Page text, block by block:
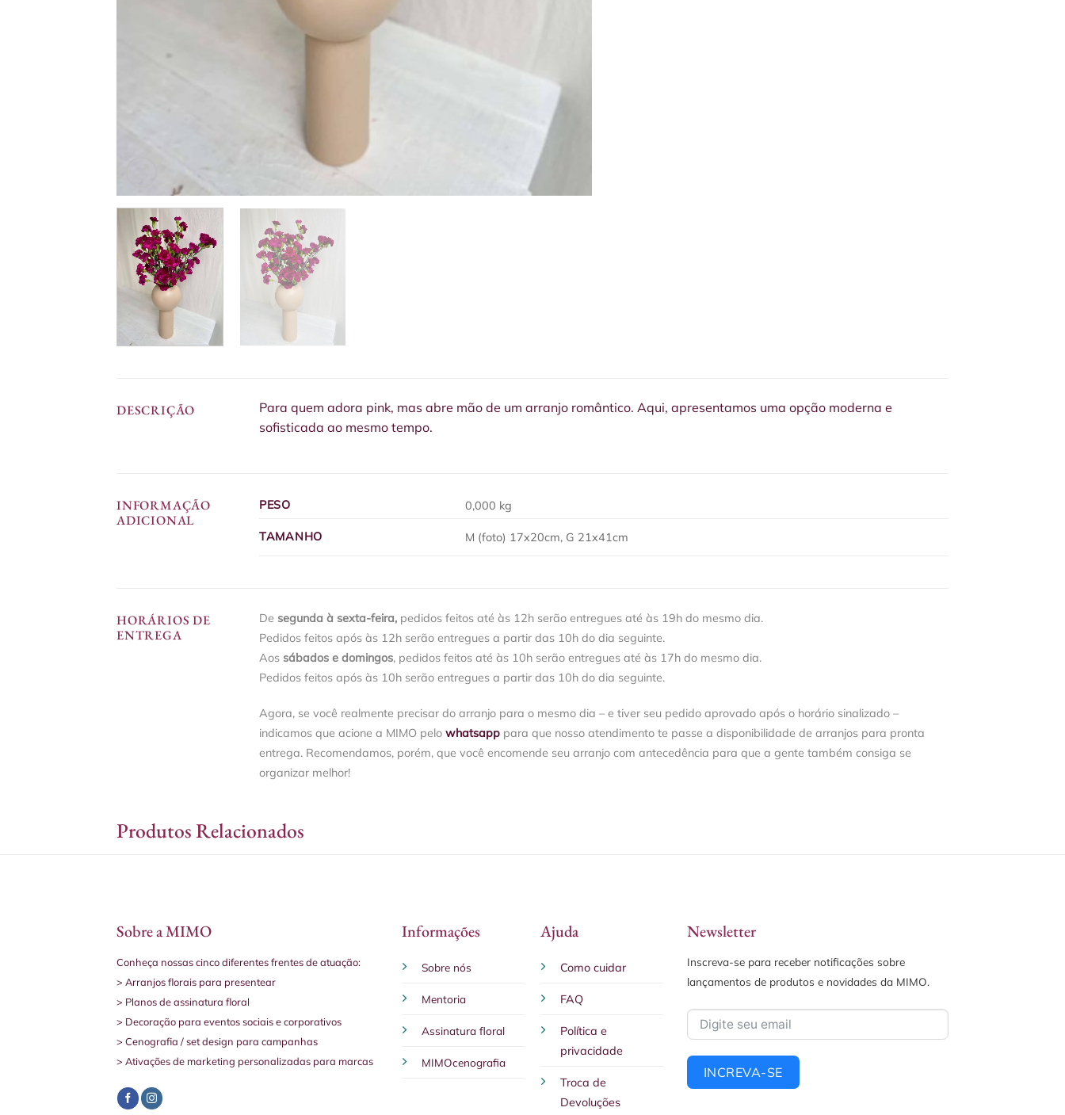
DESCRIÇÃO
Para quem adora pink, mas abre mão de um arranjo romântico. Aqui, apresentamos uma opção moderna e
sofisticada ao mesmo tempo.
INFORMAÇÃO
ADICIONAL
PESO 0,000 kg
TAMANHO M (foto) 17x20cm, G 21x41cm
HORÁRIOS DE
ENTREGA
De segunda à sexta-feira, pedidos feitos até às 12h serão entregues até às 19h do mesmo dia.
Pedidos feitos após às 12h serão entregues a partir das 10h do dia seguinte.
Aos sábados e domingos, pedidos feitos até às 10h serão entregues até às 17h do mesmo dia.
Pedidos feitos após às 10h serão entregues a partir das 10h do dia seguinte.
Agora, se você realmente precisar do arranjo para o mesmo dia – e tiver seu pedido aprovado após o horário sinalizado –
indicamos que acione a MIMO pelo whatsapp para que nosso atendimento te passe a disponibilidade de arranjos para pronta
entrega. Recomendamos, porém, que você encomende seu arranjo com antecedência para que a gente também consiga se
organizar melhor!
Produtos Relacionados
Sobre a MIMO
Conheça nossas cinco diferentes frentes de atuação:
> Arranjos florais para presentear
> Planos de assinatura floral
> Decoração para eventos sociais e corporativos
> Cenografia / set design para campanhas
> Ativações de marketing personalizadas para marcas
Informações
Sobre nós
Mentoria
Assinatura floral
MIMOcenografia
Ajuda
Como cuidar
FAQ
Política e
privacidade
Troca de
Devoluções
Newsletter
Inscreva-se para receber notificações sobre
lançamentos de produtos e novidades da MIMO.
INCREVA-SE